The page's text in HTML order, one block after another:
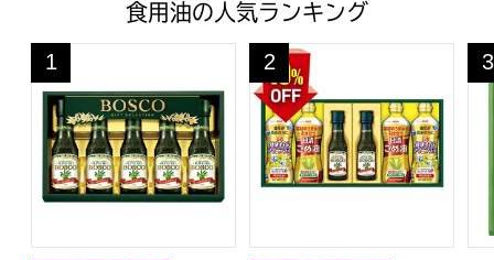
食用油の人気ランキング
日清オイリオ ボスコエキストラバージンオリーブオイル
1
位
日清オイリオ ボスコオリー
2
位 3
位